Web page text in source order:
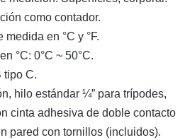
como contador.
en °C y °F.
°C: 0°C ~ 50°C.
tipo C.
hilo estándar ¼” para trípodes,
cinta adhesiva de doble contacto
pared con tornillos (incluidos).